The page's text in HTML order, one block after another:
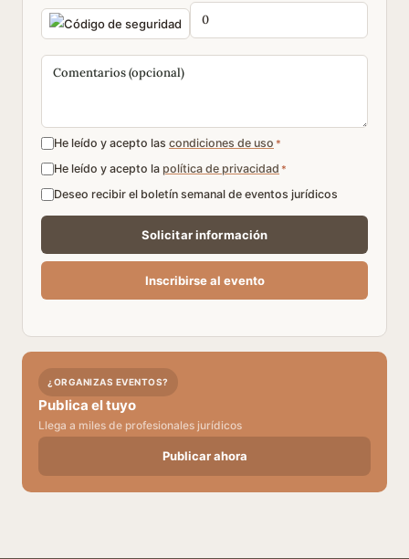
He leído y acepto las condiciones de uso *
He leído y acepto la política de privacidad *
Deseo recibir el boletín semanal de eventos jurídicos
¿ORGANIZAS EVENTOS?
Publica el tuyo
Llega a miles de profesionales jurídicos
Publicar ahora